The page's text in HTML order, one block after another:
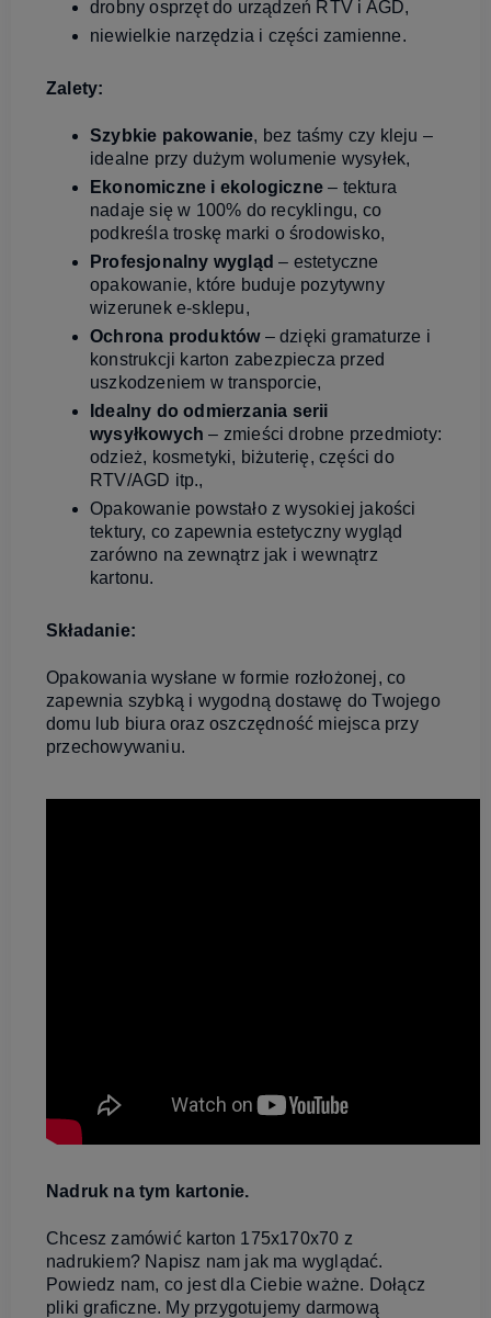
drobny osprzęt do urządzeń RTV i AGD,
niewielkie narzędzia i części zamienne.
Zalety:
Szybkie pakowanie, bez taśmy czy kleju –
idealne przy dużym wolumenie wysyłek,
Ekonomiczne i ekologiczne – tektura
nadaje się w 100% do recyklingu, co
podkreśla troskę marki o środowisko,
Profesjonalny wygląd – estetyczne
opakowanie, które buduje pozytywny
wizerunek e‑sklepu,
Ochrona produktów– dzięki gramaturze i
konstrukcji karton zabezpiecza przed
uszkodzeniem w transporcie,
Idealny do odmierzania serii
wysyłkowych – zmieści drobne przedmioty:
odzież, kosmetyki, biżuterię, części do
RTV/AGD itp.,
Opakowanie powstało z wysokiej jakości
tektury, co zapewnia estetyczny wygląd
zarówno na zewnątrz jak i wewnątrz
kartonu.
Składanie:
Opakowania wysłane w formie rozłożonej, co
zapewnia szybką i wygodną dostawę do Twojego
domu lub biura oraz oszczędność miejsca przy
przechowywaniu.
Nadruk na tym kartonie.
Chcesz zamówić karton 175x170x70 z
nadrukiem? Napisz nam jak ma wyglądać.
Powiedz nam, co jest dla Ciebie ważne. Dołącz
pliki graficzne. My przygotujemy darmową